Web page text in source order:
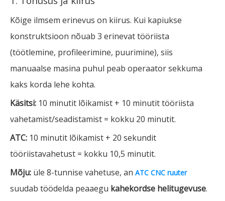
Kõige ilmsem erinevus on kiirus. Kui kapiukse
konstruktsioon nõuab 3 erinevat tööriista
(töötlemine, profileerimine, puurimine), siis
manuaalse masina puhul peab operaator sekkuma
kaks korda lehe kohta.
Käsitsi: 10 minutit lõikamist + 10 minutit tööriista
vahetamist/seadistamist = kokku 20 minutit.
ATC: 10 minutit lõikamist + 20 sekundit
tööriistavahetust = kokku 10,5 minutit.
Mõju: üle 8-tunnise vahetuse, an ATC CNC ruuter
suudab töödelda peaaegu kahekordse helitugevuse.